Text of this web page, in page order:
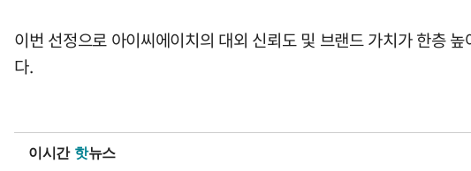
이번 선정으로 아이씨에이치의 대외 신뢰도 및 브랜드 가치가 한층
다.
이시간 핫뉴스